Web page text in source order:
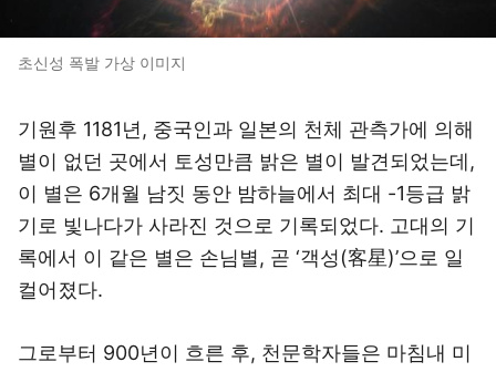
초신성 폭발 가상 이미지
기원후 1181년, 중국인과 일본의 천체 관측가에 의해
별이 없던 곳에서 토성만큼 밝은 별이 발견되었는데,
이 별은 6개월 남짓 동안 밤하늘에서 최대 -1등급 밝
기로 빛나다가 사라진 것으로 기록되었다. 고대의 기
록에서 이 같은 별은 손님별, 곧 ‘객성(客星)’으로 일
컬어졌다.
그로부터 900년이 흐른 후, 천문학자들은 마침내 미